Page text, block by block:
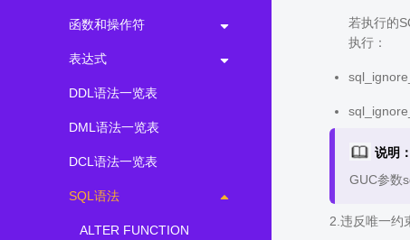
函数和操作符
表达式
DDL语法一览表
DML语法一览表
DCL语法一览表
SQL语法
ALTER FUNCTION
若执行的
执行：
说明：
GUC参数
2.违反唯一约